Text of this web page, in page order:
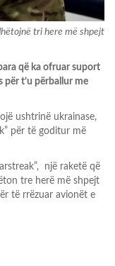
tri here më shpejt
që ka ofruar suport
t’u përballur me
ushtrinë ukrainase,
për të goditur më
një raketë që
tre herë më shpejt
të rrëzuar avionët e